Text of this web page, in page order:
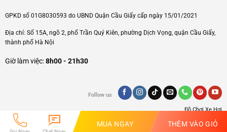
MUA NGAY THÊM VÀO GIỎ
GPKD số 01G8030593 do UBND Quận Cầu Giấy cấp ngày 15/01/2021
Địa chỉ: Số 15A, ngõ 2, phố Trần Quý Kiên, phường Dịch Vọng, quận Cầu Giấy,
thành phố Hà Nội
Giờ làm việc:8h00 - 21h30
Follow us
Đồ Chơi Xe Hơi